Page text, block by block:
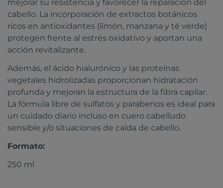
mejorar su resistencia y favorecer la reparación del
cabello. La incorporación de extractos botánicos
ricos en antioxidantes (limón, manzana y té verde)
protegen frente al estrés oxidativo y aportan una
acción revitalizante.
Además, el ácido hialurónico y las proteínas
vegetales hidrolizadas proporcionan hidratación
profunda y mejoran la estructura de la fibra capilar.
La fórmula libre de sulfatos y parabenos es ideal para
un cuidado diario incluso en cuero cabelludo
sensible y/o situaciones de caída de cabello.
Formato:
250 ml